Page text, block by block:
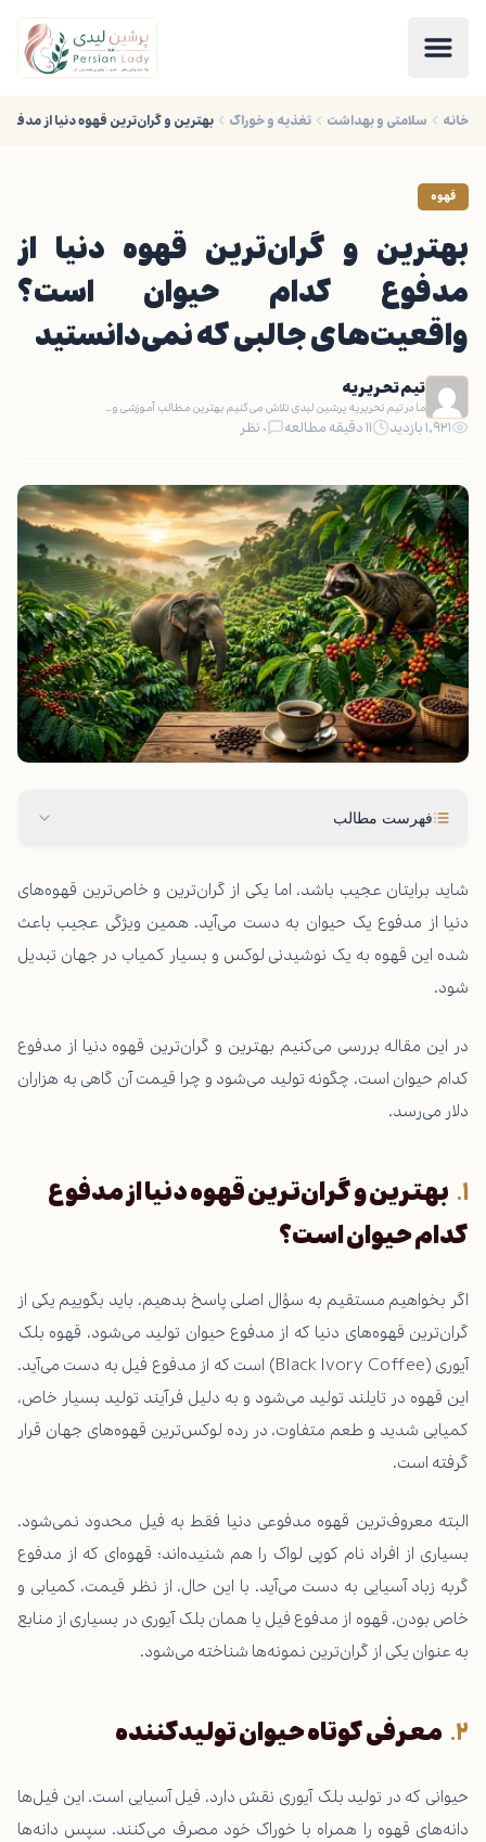
خانه سلامتی و بهداشت تغذیه و خوراک بهترین و گران‌ترین قهوه دنیا از
قهوه
بهترین و گران‌ترین قهوه دنیا از
مدفوع کدام حیوان است؟
واقعیت‌های جالبی که نمی‌دانستید
تیم تحریریه
ما در تیم تحریریه پرشین لیدی تلاش می‌کنیم بهترین مطالب آموزشی و…
۱,۹۲۱ بازدید ۱۱ دقیقه مطالعه ۰ نظر
فهرست مطالب
شاید برایتان عجیب باشد، اما یکی از گران‌ترین و خاص‌ترین قهوه‌های
دنیا از مدفوع یک حیوان به دست می‌آید. همین ویژگی عجیب باعث
شده این قهوه به یک نوشیدنی لوکس و بسیار کمیاب در جهان تبدیل
شود.
در این مقاله بررسی می‌کنیم بهترین و گران‌ترین قهوه دنیا از مدفوع
کدام حیوان است، چگونه تولید می‌شود و چرا قیمت آن گاهی به هزاران
دلار می‌رسد.
بهترین و گران‌ترین قهوه دنیا از مدفوع
کدام حیوان است؟
اگر بخواهیم مستقیم به سؤال اصلی پاسخ بدهیم، باید بگوییم یکی از
گران‌ترین قهوه‌های دنیا که از مدفوع حیوان تولید می‌شود، قهوه بلک
آیوری (Black Ivory Coffee) است که از مدفوع فیل به دست می‌آید.
این قهوه در تایلند تولید می‌شود و به دلیل فرآیند تولید بسیار خاص،
کمیابی شدید و طعم متفاوت، در رده لوکس‌ترین قهوه‌های جهان قرار
گرفته است.
البته معروف‌ترین قهوه مدفوعی دنیا فقط به فیل محدود نمی‌شود.
بسیاری از افراد نام کوپی لواک را هم شنیده‌اند؛ قهوه‌ای که از مدفوع
گربه زباد آسیایی به دست می‌آید. با این حال، از نظر قیمت، کمیابی و
خاص بودن، قهوه از مدفوع فیل یا همان بلک آیوری در بسیاری از منابع
به عنوان یکی از گران‌ترین نمونه‌ها شناخته می‌شود.
معرفی کوتاه حیوان تولیدکننده
حیوانی که در تولید بلک آیوری نقش دارد، فیل آسیایی است. این فیل‌ها
دانه‌های قهوه را همراه با خوراک خود مصرف می‌کنند. سپس دانه‌ها